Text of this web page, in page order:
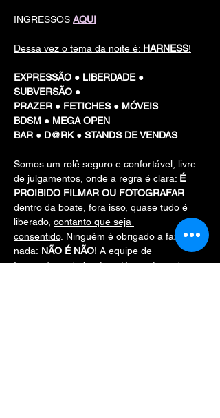
INGRESSOS AQUI
Dessa vez o tema da noite é: HARNESS!
EXPRESSÃO ● LIBERDADE ●
SUBVERSÃO ●
PRAZER ● FETICHES ● MÓVEIS
BDSM ● MEGA OPEN
BAR ● D@RK ● STANDS DE VENDAS
Somos um rolê seguro e confortável, livre
de julgamentos, onde a regra é clara: É
PROIBIDO FILMAR OU FOTOGRAFAR
dentro da boate, fora isso, quase tudo é
liberado, contanto que seja
consentido. Ninguém é obrigado a fazer
nada: NÃO É NÃO! A equipe de
funcionáries da boate está acostumada